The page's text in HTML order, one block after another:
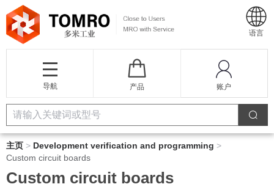
语言
导航 产品 账户
主页 > Development verification and programming >
Custom circuit boards
Custom circuit boards